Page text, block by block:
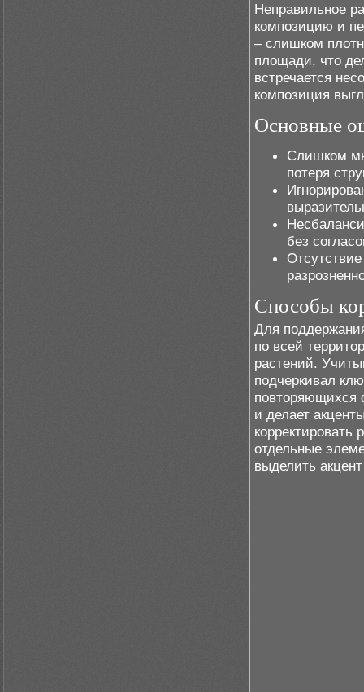
Неправильное
композицию и
– слишком
площади, что
встречается
композиция
Основные
Слишком
потеря
без
Способы
Для
по всей
растений.
подчеркивал
повторяющихся
и делает
отдельные
выделить